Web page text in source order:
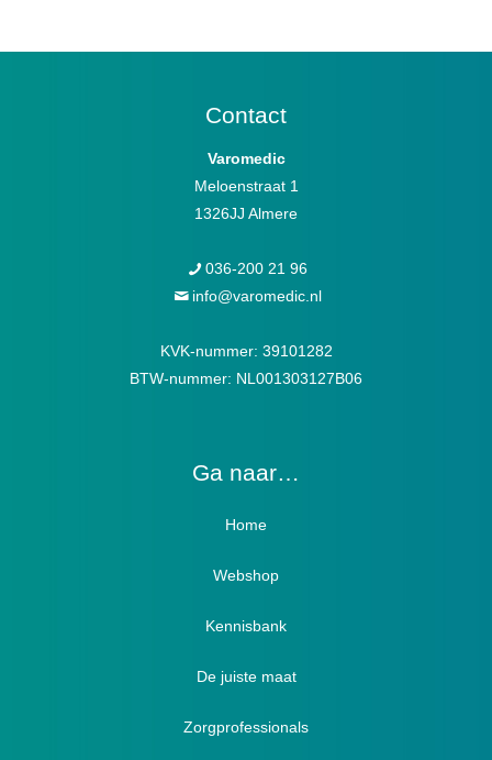
Contact
Varomedic
Meloenstraat 1
1326JJ Almere
036-200 21 96
info@varomedic.nl
KVK-nummer: 39101282
BTW-nummer: NL001303127B06
Ga naar…
Home
Webshop
Verbandschoenen / Verbandsloffen
Luxe verbandschoenen / stretch (Hallux)
Diabetici
Kennisbank
Diabetici
Oedeem
De juiste maat
Zorgprofessionals